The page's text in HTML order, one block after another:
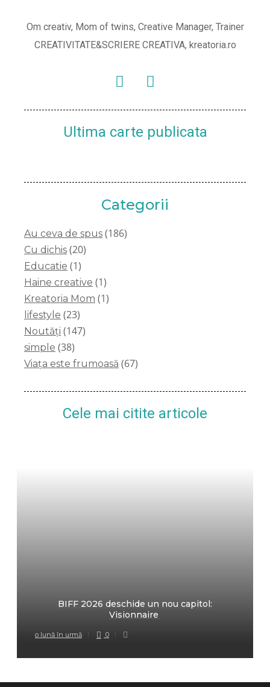
Om creativ, Mom of twins, Creative Manager, Trainer
CREATIVITATE&SCRIERE CREATIVA, kreatoria.ro
Ultima carte publicata
Categorii
Au ceva de spus (186)
Cu dichis (20)
Educatie (1)
Haine creative (1)
Kreatoria Mom (1)
lifestyle (23)
Noutăți (147)
simple (38)
Viața este frumoasă (67)
Cele mai citite articole
BIFF 2026 deschide un nou capitol:
Visionnaire
o lună în urmă 0